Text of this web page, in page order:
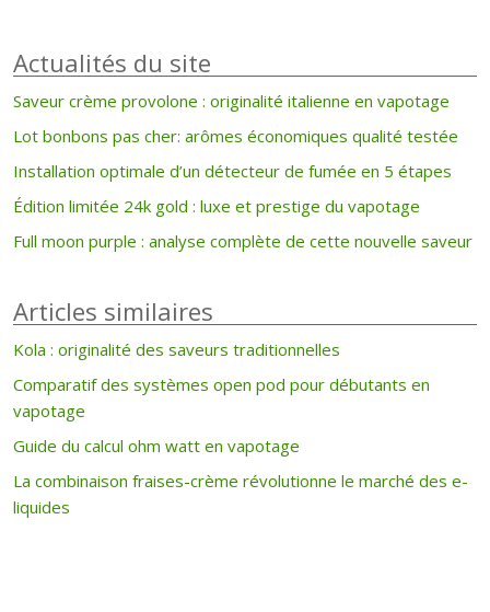
Actualités du site
Saveur crème provolone : originalité italienne en vapotage
Lot bonbons pas cher: arômes économiques qualité testée
Installation optimale d’un détecteur de fumée en 5 étapes
Édition limitée 24k gold : luxe et prestige du vapotage
Full moon purple : analyse complète de cette nouvelle saveur
Articles similaires
Kola : originalité des saveurs traditionnelles
Comparatif des systèmes open pod pour débutants en
vapotage
Guide du calcul ohm watt en vapotage
La combinaison fraises-crème révolutionne le marché des e-
liquides